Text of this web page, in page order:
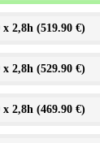
x 2,8h (519.90 €)
x 2,8h (529.90 €)
x 2,8h (469.90 €)